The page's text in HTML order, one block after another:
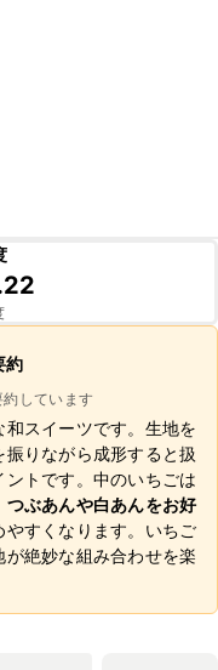
約
しています
和スイーツです。生地を
りながら成形すると扱
トです。中のいちごは
つぶあんや白あんをお好
やすくなります。いちご
絶妙な組み合わせを楽